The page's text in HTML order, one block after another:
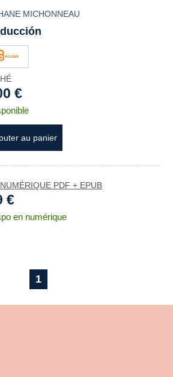
MICHONNEAU
€
au panier
PDF + EPUB
€
en numérique
1